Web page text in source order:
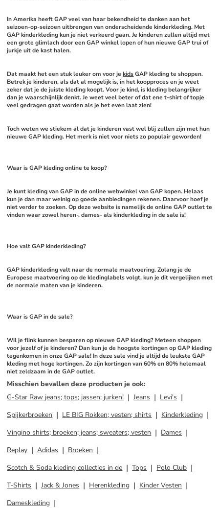
In Amerika heeft GAP veel van haar bekendheid te danken aan het
seizoen-op-seizoen uitbrengen van onderscheidende kinderkleding. Met
GAP kinderkleding kun je niet verkeerd gaan. Je kinderen zullen altijd met
een grote glimlach door een GAP winkel lopen of hun nieuwe GAP trui of
jurkje uit de kast halen.
Dat maakt het een stuk leuker om voor je kids GAP kleding te shoppen.
Betrek je kinderen, als dat al mogelijk is, in het koopproces en je weet
zeker dat je de juiste kleding koopt. Voor je kind, is kleding belangrijker
dan je waarschijnlijk denkt. Je weet veel beter of dat ene t-shirt of topje
veel gedragen gaat worden als je het even laat zien!
Toch weten we stiekem al dat je kinderen vast wel blij zullen zijn met hun
nieuwe GAP kleding. Het merk is niet voor niets zo populair geworden!
Waar is GAP kleding online te koop?
Je kunt kleding van GAP in de online webwinkel van GAP kopen. Helaas
kun je dan maar weinig op goede aanbiedingen rekenen. Daarvoor hoef je
niet verder te zoeken. Op deze website is namelijk de online GAP outlet te
vinden waar zowel heren-, dames- als kinderkleding in de sale is!
Hoe valt GAP kinderkleding?
GAP kinderkleding valt naar de normale maatvoering. Zolang je de
Europese maatvoering op de kledinglabels volgt, kun je dit vergelijken met
de normale maten van je kinderen.
Waar is GAP in de sale?
Wil je flink kunnen besparen op nieuwe GAP kleding? Meteen shoppen
voor jezelf of je kinderen? Dan kun je de hoogste kortingen op GAP kleding
tegenkomen in onze GAP sale! In deze sale vind je altijd de leukste GAP
kleding met hoge kortingen. Zo zijn kortingen van 60% en 80% helemaal
niet zeldzaam in de GAP outlet.
Misschien bevallen deze producten je ook:
G-Star Raw jeans; tops; jassen; jurken!
Jeans
Levi's
Spijkerbroeken
LE BIG Rokken; vesten; shirts
Kinderkleding
Vingino shirts; broeken; jeans; sweaters; vesten
Dames
Replay
Adidas
Broeken
Scotch & Soda kleding collecties in de
Tops
Polo Club
T-Shirts
Jack & Jones Herenkleding
Kinder Vesten
Dameskleding